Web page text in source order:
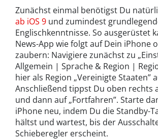
Zunächst einmal benötigst Du
ab iOS 9 und zumindest
Englischkenntnisse. So ausgerüstet
News-App wie folgt auf Dein iPhone
zaubern: Navigiere zunächst zu
Allgemein | Sprache & Region |
hier als Region „Vereinigte Staaten”
Anschließend tippst Du oben rechts
und dann auf „Fortfahren”. Starte
iPhone neu, indem Du die Standby-
hältst und wartest, bis der
Schieberegler erscheint.